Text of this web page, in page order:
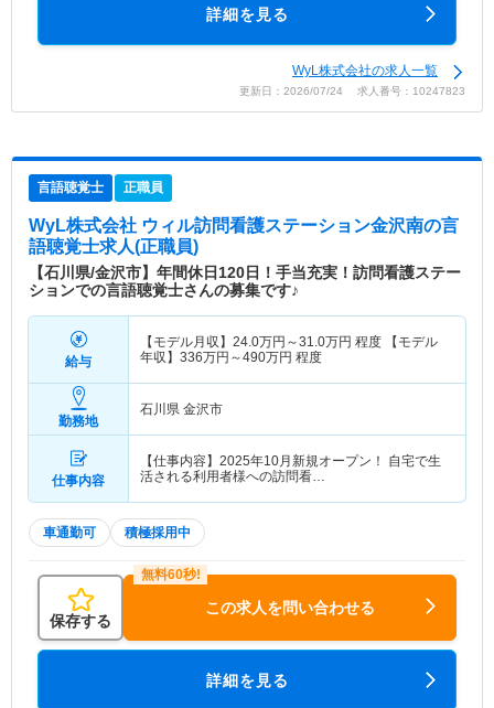
詳細を見る
WyL株式会社の求人一覧
更新日：2026/07/24 求人番号：10247823
言語聴覚士 正職員
WyL株式会社 ウィル訪問看護ステーション金沢南の言
語聴覚士求人(正職員)
【石川県/金沢市】年間休日120日！手当充実！訪問看護ステー
ションでの言語聴覚士さんの募集です♪
給与
【モデル月収】 24.0万円～31.0万円 程度 【モデル
年収】 336万円～490万円 程度
勤務地
石川県 金沢市
仕事内容
【仕事内容】2025年10月新規オープン！ 自宅で生
活される利用者様への訪問看…
車通勤可 積極採用中
保存する
この求人を問い合わせる
詳細を見る